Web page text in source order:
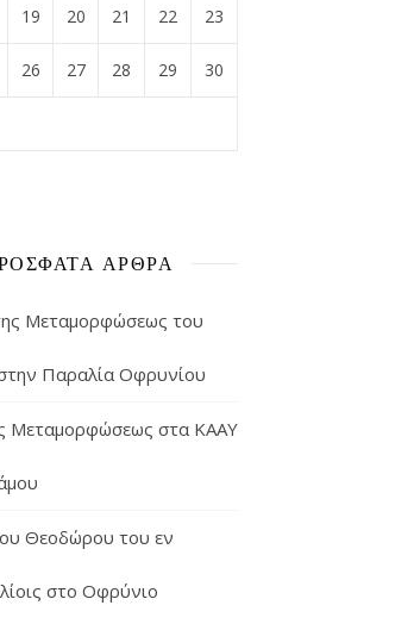
19 20 21 22 23
26 27 28 29 30
ΆΡΘΡΑ
Μεταμορφώσεως του
Παραλία Οφρυνίου
Μεταμορφώσεως στα ΚΑΑΥ
Θεοδώρου του εν
στο Οφρύνιο